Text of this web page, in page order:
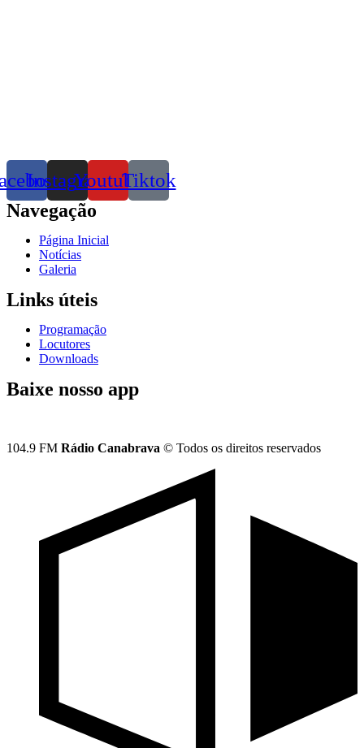
InstagramYoutubeTiktok
Navegação
Página Inicial
Notícias
Galeria
Links úteis
Programação
Locutores
Downloads
Baixe nosso app
104.9 FM Rádio Canabrava © Todos os direitos reservados